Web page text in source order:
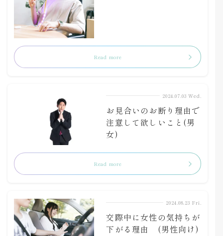
Read more
2024.07.03 Wed.
お見合いのお断り理由で
注意して欲しいこと(男
女)
Read more
2024.08.23 Fri.
交際中に女性の気持ちが
下がる理由 (男性向け)